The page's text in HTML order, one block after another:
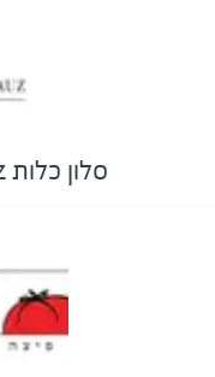
סלון כלות Tanya Rayhelgauz